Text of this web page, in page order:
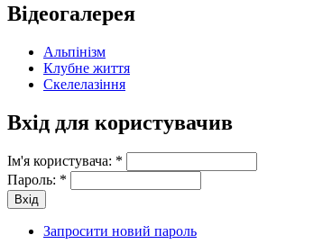
Відеогалерея
Альпінізм
Клубне життя
Скелелазіння
Вхід для користувачив
Ім'я користувача: *
Пароль: *
Запросити новий пароль